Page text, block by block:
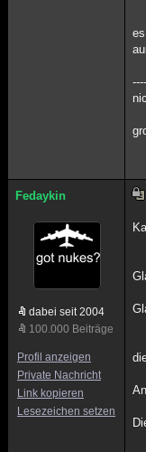
----
Fedaykin
dabei seit 2004
100.000 Beiträge
Profil anzeigen
Private Nachricht
Link kopieren
Lesezeichen setzen